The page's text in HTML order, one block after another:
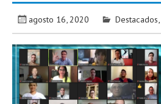
agosto 16, 2020 Destacados